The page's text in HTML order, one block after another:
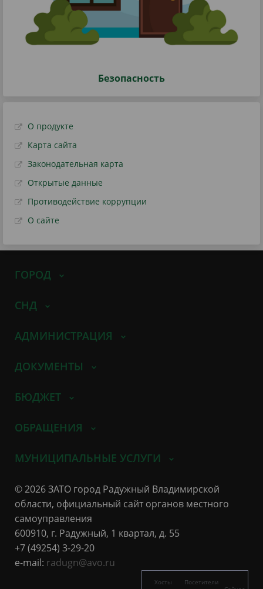
Безопасность
О продукте
Карта сайта
Законодательная карта
Открытые данные
Противодействие коррупции
О сайте
ГОРОД
СНД
АДМИНИСТРАЦИЯ
ДОКУМЕНТЫ
БЮДЖЕТ
ОБРАЩЕНИЯ
МУНИЦИПАЛЬНЫЕ УСЛУГИ
© 2026 ЗАТО город Радужный Владимирской
области, официальный сайт органов местного
самоуправления
600910, г. Радужный, 1 квартал, д. 55
+7 (49254) 3-29-20
e-mail: radugn@avo.ru
Хосты
Посетители